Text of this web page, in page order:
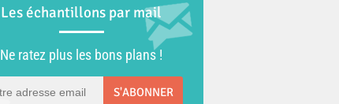
Les échantillons par mail
Ne ratez plus les bons plans !
S'ABONNER